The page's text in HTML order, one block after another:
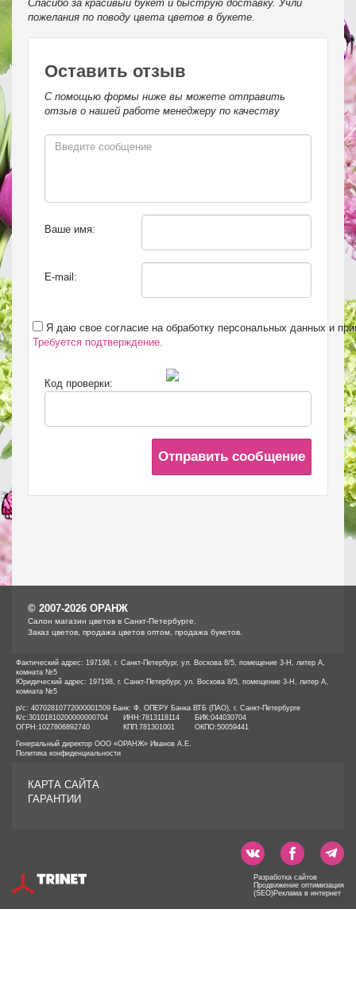
Спасибо за красивый букет и быструю доставку. Учли
пожелания по поводу цвета цветов в букете.
Оставить отзыв
С помощью формы ниже вы можете отправить
отзыв о нашей работе менеджеру по качеству
Ваше имя:
E-mail:
Я даю свое согласие на обработку персональных данных и
Требуется подтверждение.
Код проверки:
Отправить сообщение
© 2007-2026 ОРАНЖ
Cалон магазин цветов в Санкт-Петербурге.
Заказ цветов, продажа цветов оптом, продажа букетов.
Фактический адрес: 197198, г. Санкт-Петербург, ул. Воскова 8/5, помещение 3-Н, литер А,
комната №5
Юридический адрес: 197198, г. Санкт-Петербург, ул. Воскова 8/5, помещение 3-Н, литер А,
комната №5
р/с: 40702810772000001509 Банк: Ф. ОПЕРУ Банка ВТБ (ПАО), г. Санкт-Петербурге
К/с:30101810200000000704 ИНН:7813118114 БИК:044030704
ОГРН:1027806892740 КПП:781301001 ОКПО:50059441
Генеральный директор ООО «ОРАНЖ» Иванов А.Е.
Политика конфиденциальности
КАРТА САЙТА
ГАРАНТИИ
Разработка сайтов
Продвижение оптимизация
(SEO)Реклама в интернет